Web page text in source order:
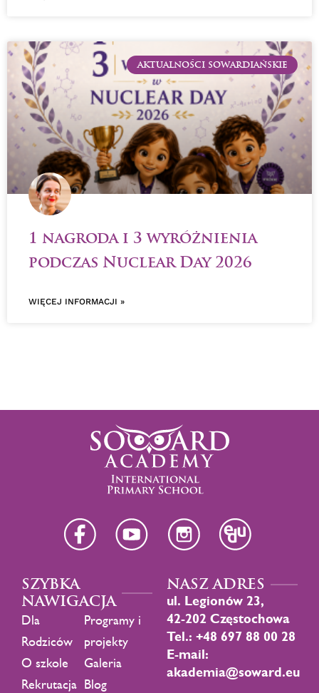
AKTUALNOŚCI SOWARDIAŃSKIE
1 nagroda i 3 wyróżnienia
podczas Nuclear Day 2026
WIĘCEJ INFORMACJI »
SZYBKA
NAWIGACJA
Dla
Rodziców
O szkole
Rekrutacja
Programy i
projekty
Galeria
Blog
NASZ ADRES
ul. Legionów 23,
42-202 Częstochowa
Tel.: +48 697 88 00 28
E-mail:
akademia@soward.eu